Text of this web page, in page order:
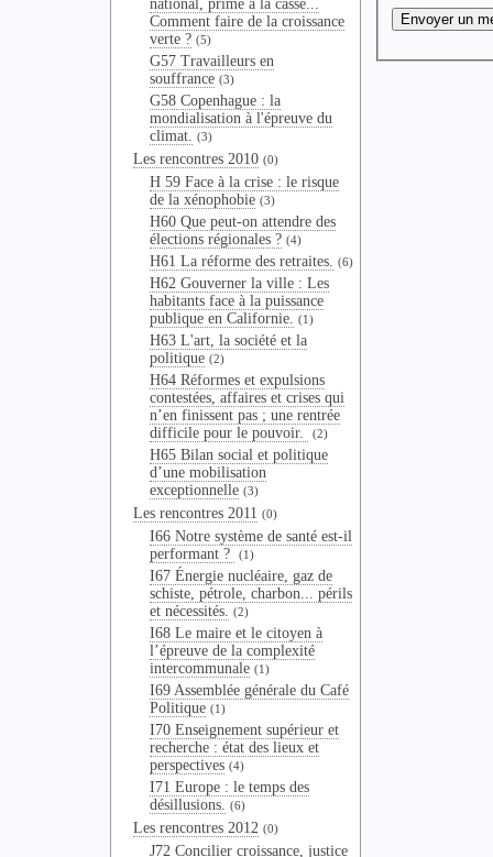
national, prime à la casse...
Comment faire de la croissance
verte ? (5)
G57 Travailleurs en
souffrance (3)
G58 Copenhague : la
mondialisation à l'épreuve du
climat. (3)
Les rencontres 2010 (0)
H 59 Face à la crise : le risque
de la xénophobie (3)
H60 Que peut-on attendre des
élections régionales ? (4)
H61 La réforme des retraites. (6)
H62 Gouverner la ville : Les
habitants face à la puissance
publique en Californie. (1)
H63 L'art, la société et la
politique (2)
H64 Réformes et expulsions
contestées, affaires et crises qui
n’en finissent pas ; une rentrée
difficile pour le pouvoir.
(2)
H65 Bilan social et politique
d’une mobilisation
exceptionnelle (3)
Les rencontres 2011 (0)
I66 Notre système de santé est-il
performant ?
(1)
I67 Énergie nucléaire, gaz de
schiste, pétrole, charbon... périls
et nécessités. (2)
I68 Le maire et le citoyen à
l’épreuve de la complexité
intercommunale (1)
I69 Assemblée générale du Café
Politique (1)
I70 Enseignement supérieur et
recherche : état des lieux et
perspectives (4)
I71 Europe : le temps des
désillusions. (6)
Les rencontres 2012 (0)
J72 Concilier croissance, justice